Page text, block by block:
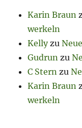
Karin Braun
werkeln
Kellyzu
Gudrun zu
C Stern zu
Karin Braun
werkeln